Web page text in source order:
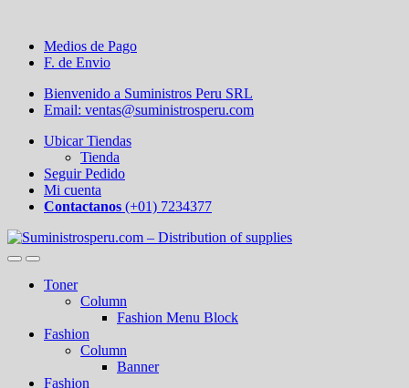
Medios de Pago
F. de Envio
Bienvenido a Suministros Peru SRL
Email: ventas@suministrosperu.com
Ubicar Tiendas
Tienda
Seguir Pedido
Mi cuenta
Contactanos (+01) 7234377
Toner
Column
Fashion Menu Block
Fashion
Column
Banner
Fashion